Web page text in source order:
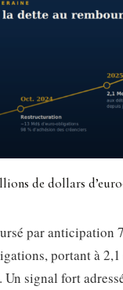
de dollars
par anticipation
portant à
signal fort